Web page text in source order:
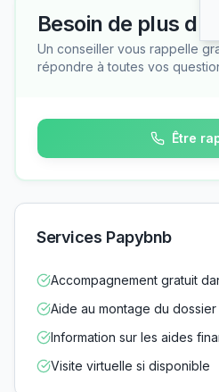
Besoin de plus
Un conseiller vous rappelle
répondre à toutes vos
Être
Services Papybnb
Accompagnement gratuit
Aide au montage du
Information sur les aides
Visite virtuelle si disponible